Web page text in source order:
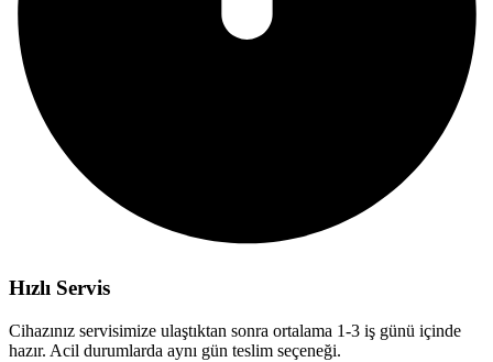
Hızlı Servis
Cihazınız servisimize ulaştıktan sonra ortalama 1-3 iş günü içinde
hazır. Acil durumlarda aynı gün teslim seçeneği.